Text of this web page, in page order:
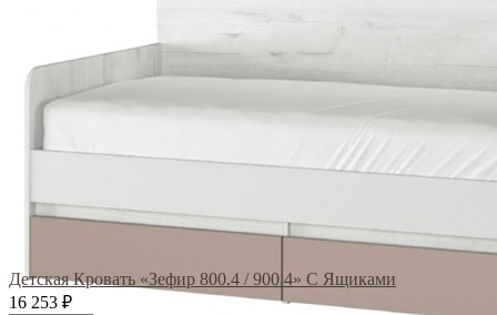
Детская Кровать «Зефир 800.4 / 900.4» С Ящиками
16 253 ₽